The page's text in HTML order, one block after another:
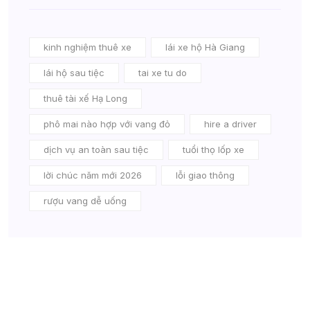
kinh nghiệm thuê xe lái xe hộ Hà Giang
lái hộ sau tiệc tai xe tu do
thuê tài xế Hạ Long
phô mai nào hợp với vang đỏ hire a driver
dịch vụ an toàn sau tiệc tuổi thọ lốp xe
lời chúc năm mới 2026 lỗi giao thông
rượu vang dễ uống